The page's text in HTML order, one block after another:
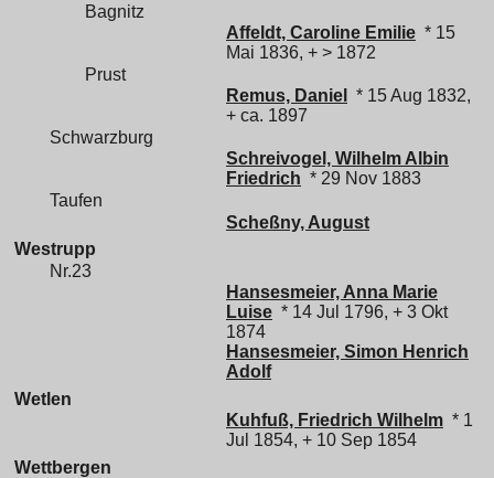
Bagnitz
Affeldt, Caroline Emilie * 15
Mai 1836, + > 1872
Prust
Remus, Daniel
* 15 Aug 1832,
+ ca. 1897
Schwarzburg
Schreivogel, Wilhelm Albin
Friedrich * 29 Nov 1883
Taufen
Scheßny, August
Westrupp
Nr.23
Hansesmeier, Anna Marie
Luise * 14 Jul 1796, + 3 Okt
1874
Hansesmeier, Simon Henrich
Adolf
Wetlen
Kuhfuß, Friedrich Wilhelm * 1
Jul 1854, + 10 Sep 1854
Wettbergen